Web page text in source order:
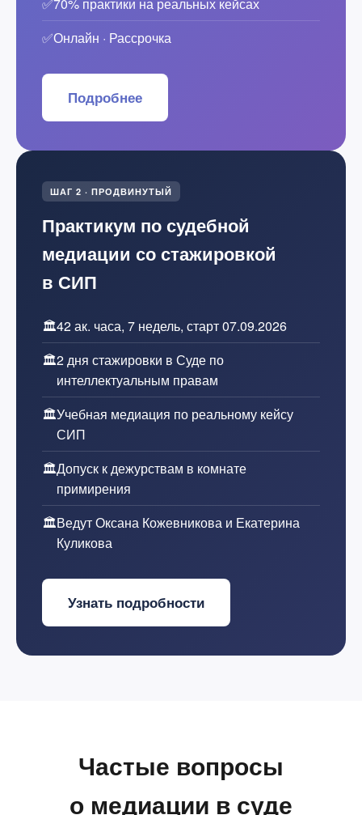
✅Онлайн · Рассрочка
Подробнее
ШАГ 2 · ПРОДВИНУТЫЙ
Практикум по судебной
медиации со стажировкой
в СИП
🏛️42 ак. часа, 7 недель, старт 07.09.2026
🏛️2 дня стажировки в Суде по
интеллектуальным правам
🏛️Учебная медиация по реальному кейсу
СИП
🏛️Допуск к дежурствам в комнате
примирения
🏛️Ведут Оксана Кожевникова и Екатерина
Куликова
Узнать подробности
Частые вопросы
о медиации в суде